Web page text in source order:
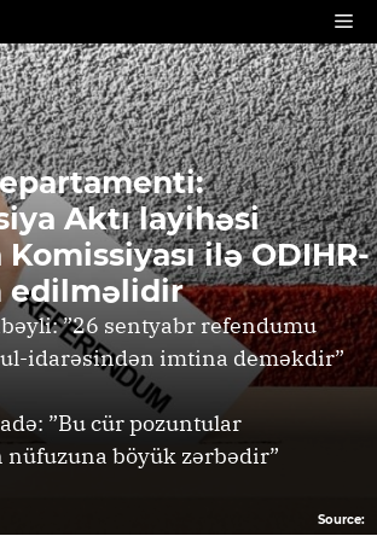
Aktı layihəsi
ilə ODIHR-
edilməlidir
”26 sentyabr refendumu
idarəsindən imtina deməkdir”
”Bu cür pozuntular
nüfuzuna böyük zərbədir”
Source: